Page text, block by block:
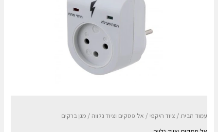
עמוד הבית/ ציוד היקפי/ אל פסקים וציוד נלווה / מגן ברקים